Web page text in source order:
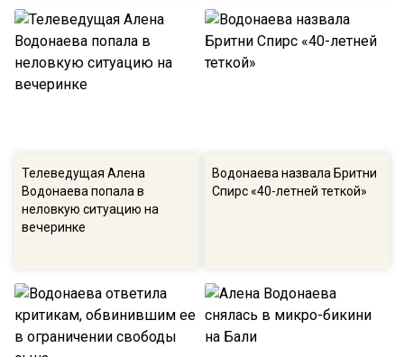
Телеведущая Алена
Водонаева попала в
неловкую ситуацию на
вечеринке
Водонаева назвала Бритни
Спирс «40-летней теткой»